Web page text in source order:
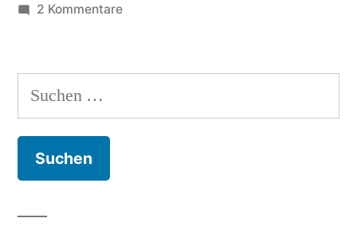
2 Kommentarezu
Tier
Suchen
nach: